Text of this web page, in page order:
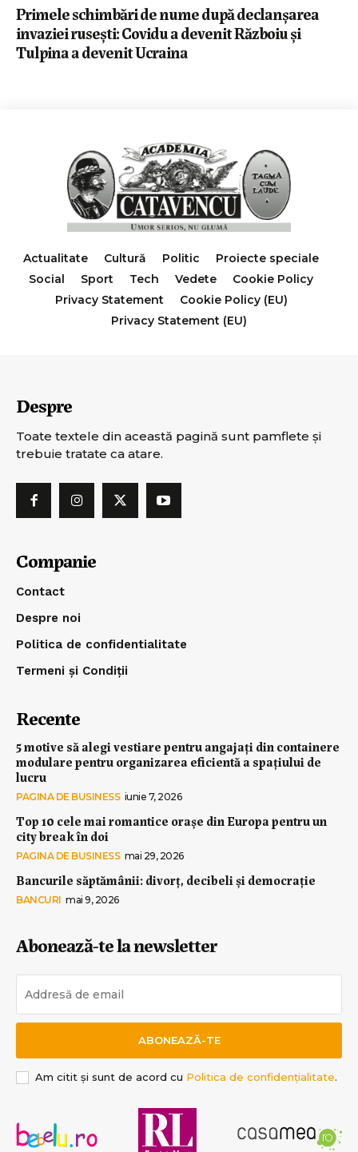
Primele schimbări de nume după declanșarea
invaziei rusești: Covidu a devenit Războiu și
Tulpina a devenit Ucraina
Actualitate Cultură Politic
Proiecte speciale
Social
Sport Tech Vedete
Cookie Policy
Privacy Statement
Cookie Policy (EU)
Privacy Statement (EU)
Despre
Toate textele din această pagină sunt pamflete şi
trebuie tratate ca atare.
Companie
Contact
Despre noi
Politica de confidentialitate
Termeni și Condiții
Recente
5 motive să alegi vestiare pentru angajați din containere
modulare pentru organizarea eficientă a spațiului de
lucru
PAGINA DE BUSINESS iunie 7, 2026
Top 10 cele mai romantice orașe din Europa pentru un
city break în doi
PAGINA DE BUSINESS mai 29, 2026
Bancurile săptămânii: divorț, decibeli și democrație
BANCURI mai 9, 2026
Abonează-te la newsletter
ABONEAZĂ-TE
Am citit și sunt de acord cu Politica de confidențialitate.